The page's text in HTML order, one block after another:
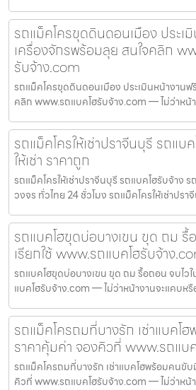
รถแม็คโครขุดดินดอนเมือง ประเ
เครื่องจักรพร้อมลุย สนใจคลิก
รับจ้าง.com
รถแม็คโครขุดดินดอนเมือง ประเมินหน้างานฟ
คลิก www.รถแบคโฮรับจ้าง.com — ไม่ว่าหน้
รถแม็คโครให้เช่าปราจีนบุรี รถแบ
ให้เช่า ราคาถูก
รถแม็คโครให้เช่าปราจีนบุรี รถแบคโฮรับจ้าง ร
วงจร ทั่วไทย 24 ชั่วโมง รถแม็คโครให้เช่าปรา
รถแบคโฮขุดบ่อบางเขน ขุด ถม รื้
เรียกใช้ www.รถแบคโฮรับจ้าง
รถแบคโฮขุดบ่อบางเขน ขุด ถม รื้อถอน จบไวใ
แบคโฮรับจ้าง.com — ไม่ว่าหน้างานจะแคบห
รถแม็คโครถมที่บางรัก เช่าแบคโ
ราคาคุ้มค่า จองคิวที่ www.รถแบ
รถแม็คโครถมที่บางรัก เช่าแบคโฮพร้อมคนขั
คิวที่ www.รถแบคโฮรับจ้าง.com — ไม่ว่าหน้